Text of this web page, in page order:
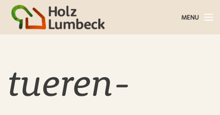
MENU
Holz im Garten
Bauholz
tueren-